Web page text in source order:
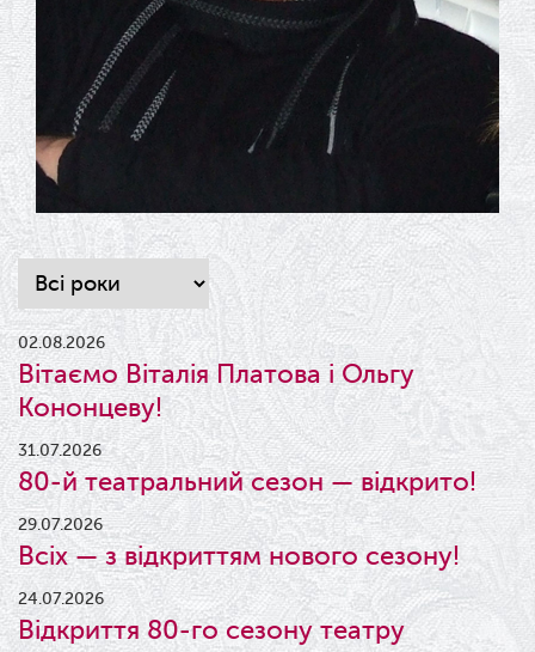
02.08.2026
Вітаємо Віталія Платова і Ольгу
Кононцеву!
31.07.2026
80-й театральний сезон — відкрито!
29.07.2026
Всіх — з відкриттям нового сезону!
24.07.2026
Відкриття 80-го сезону театру